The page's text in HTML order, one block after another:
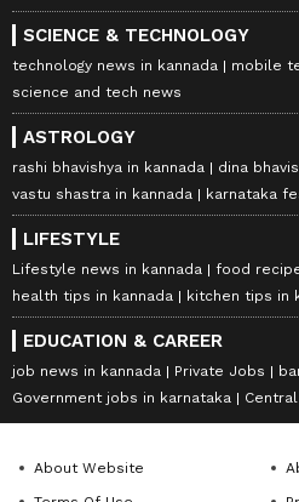
SCIENCE & TECHNOLOGY
technology news in kannada
mobile
science and tech news
ASTROLOGY
rashi bhavishya in kannada dina
vastu shastra in kannada
karnataka
LIFESTYLE
Lifestyle news in kannada
food
health tips in kannada
kitchen tips in
EDUCATION & CAREER
job news in kannada Private Jobs
Government jobs in karnataka
About Website